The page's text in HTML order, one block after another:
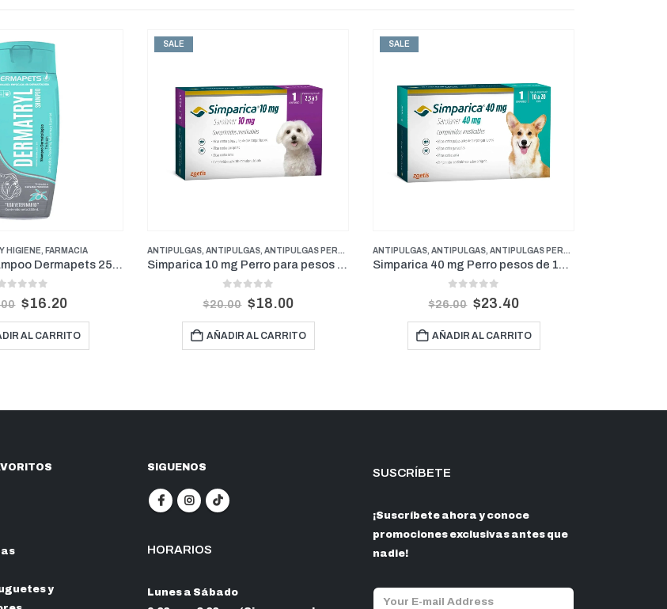
,ANTIPULGAS PERROS PESOS PEQUEÑOS , FARMACIA,PERROS
out of 5
$18.00
AL CARRITO
SALE
ANTIPULGAS,ANTIPULGAS,ANTIPULGAS PERROS PESOS MEDIANOS , FARMACIA,PERROS
Simparica 40 mg Perro pesos de 10 kg a 20 kg (1 Mes)
out of 5
$26.00 $23.40
AÑADIR AL CARRITO
SALE
CUIDADO Y HIGIENE,FARMACIA,MEDICAMENTOS GENERALES
3.33 out of 5
$21.00 $18.90
AÑADIR AL CARRITO
y
SIGUENOS
HORARIOS
Lunes a Sábado
SUSCRÍBETE
¡Suscríbete ahora y conoce
promociones exclusivas antes que
nadie!